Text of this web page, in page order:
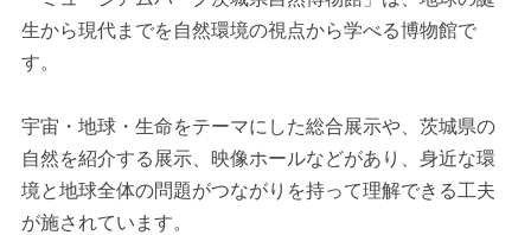
生から現代までを自然環境の視点から学べる博物館で
す。
宇宙・地球・生命をテーマにした総合展示や、茨城県の
自然を紹介する展示、映像ホールなどがあり、身近な環
境と地球全体の問題がつながりを持って理解できる工夫
が施されています。